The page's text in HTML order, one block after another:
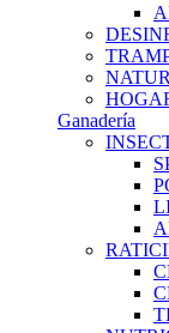
Ganadería